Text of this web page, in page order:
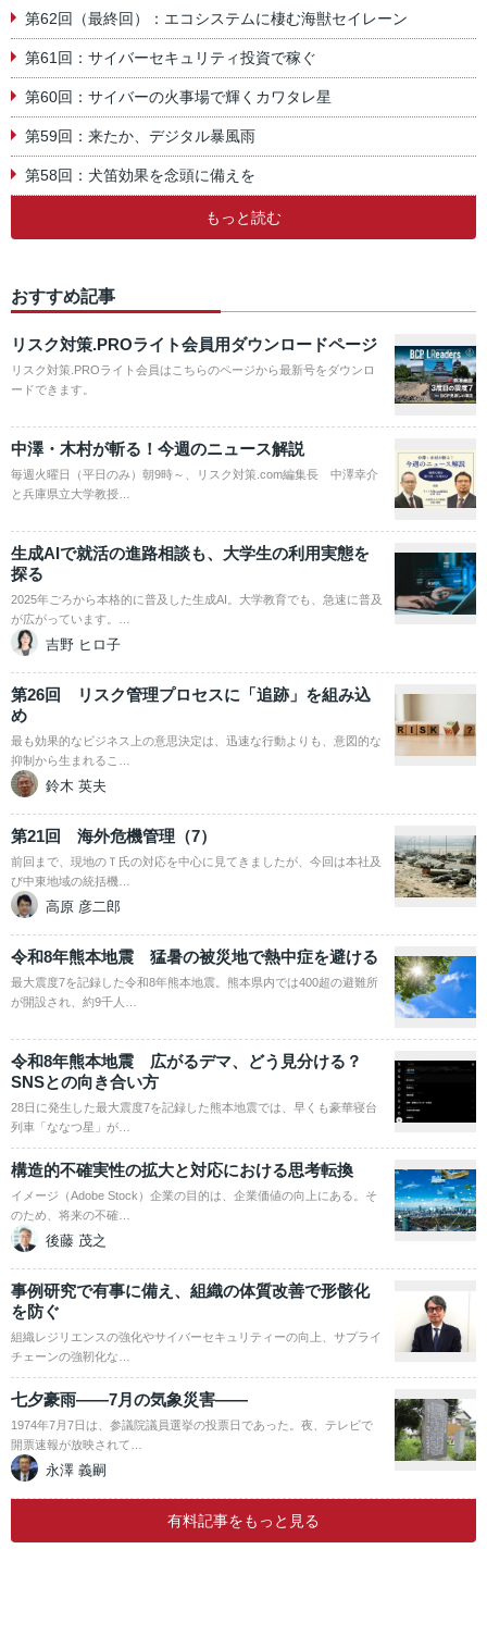
第62回（最終回）：エコシステムに棲む海獣セイレーン
第61回：サイバーセキュリティ投資で稼ぐ
第60回：サイバーの火事場で輝くカワタレ星
第59回：来たか、デジタル暴風雨
第58回：犬笛効果を念頭に備えを
もっと読む
おすすめ記事
リスク対策.PROライト会員用ダウンロードページ
リスク対策.PROライト会員はこちらのページから最新号をダウンロ
ードできます。
中澤・木村が斬る！今週のニュース解説
毎週火曜日（平日のみ）朝9時～、リスク対策.com編集長 中澤幸介
と兵庫県立大学教授…
生成AIで就活の進路相談も、大学生の利用実態を
探る
2025年ごろから本格的に普及した生成AI。大学教育でも、急速に普及
が広がっています。…
吉野 ヒロ子
第26回 リスク管理プロセスに「追跡」を組み込
め
最も効果的なビジネス上の意思決定は、迅速な行動よりも、意図的な
抑制から生まれるこ…
鈴木 英夫
第21回 海外危機管理（7）
前回まで、現地のＴ氏の対応を中心に見てきましたが、今回は本社及
び中東地域の統括機…
高原 彦二郎
令和8年熊本地震 猛暑の被災地で熱中症を避ける
最大震度7を記録した令和8年熊本地震。熊本県内では400超の避難所
が開設され、約9千人…
令和8年熊本地震 広がるデマ、どう見分ける？
SNSとの向き合い方
28日に発生した最大震度7を記録した熊本地震では、早くも豪華寝台
列車「ななつ星」が…
構造的不確実性の拡大と対応における思考転換
イメージ（Adobe Stock）企業の目的は、企業価値の向上にある。そ
のため、将来の不確…
後藤 茂之
事例研究で有事に備え、組織の体質改善で形骸化
を防ぐ
組織レジリエンスの強化やサイバーセキュリティーの向上、サプライ
チェーンの強靭化な…
七夕豪雨――7月の気象災害――
1974年7月7日は、参議院議員選挙の投票日であった。夜、テレビで
開票速報が放映されて…
永澤 義嗣
有料記事をもっと見る